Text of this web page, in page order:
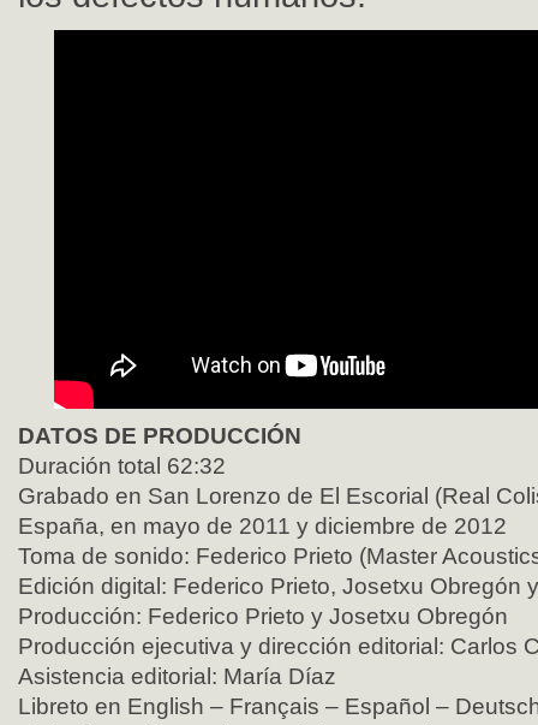
DATOS DE PRODUCCIÓN
Duración total 62:32
Grabado en San Lorenzo de El Escorial (Real
España, en mayo de 2011 y diciembre de 2012
Toma de sonido: Federico Prieto (Master
Edición digital: Federico Prieto, Josetxu Obregón
Producción: Federico Prieto y Josetxu Obregón
Producción ejecutiva y dirección editorial: Carlos
Asistencia editorial: María Díaz
Libreto en English – Français – Español –